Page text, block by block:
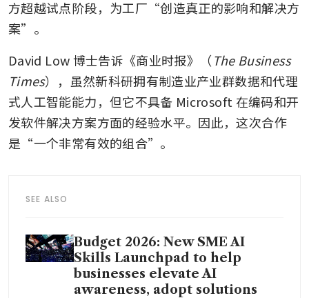
方超越试点阶段，为工厂“创造真正的影响和解决方
案”。
David Low 博士告诉《商业时报》（The Business
Times），虽然新科研拥有制造业产业群数据和代理
式人工智能能力，但它不具备 Microsoft 在编码和开
发软件解决方案方面的经验水平。因此，这次合作
是“一个非常有效的组合”。
SEE ALSO
Budget 2026: New SME AI
Skills Launchpad to help
businesses elevate AI
awareness, adopt solutions